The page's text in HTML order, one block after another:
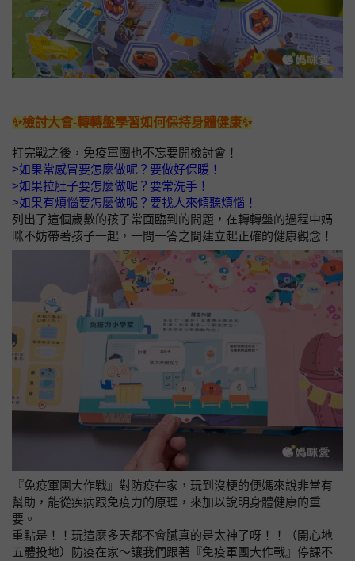
✨檢討大會-轉轉盤學習如何保持身體健康✨
打完戰之後，免疫軍團也不忘要開檢討會！
>如果常感冒要怎麼做呢？要做好保暖！
>如果拉肚子要怎麼做呢？要常洗手！
>如果有煩惱要怎麼做呢？要找人來傾聽煩惱！
列出了這個歲數的孩子常面臨到的問題，在轉轉盤的過程中媽
咪不妨帶著孩子一起，一問一答之間建立起正確的健康觀念！
『免疫軍團大作戰』對防疫在家，玩到沒梗的便媽來說非常有
幫助，能從疾病跟免疫力的原理，來加以說明身體健康的重
要。
重點是！！玩這麼多天都不會膩真的是太神了呀！！（開心地
五體投地）防疫在家～讓我們跟著『免疫軍團大作戰』停課不